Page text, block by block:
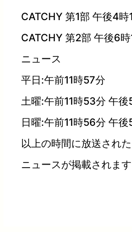
CATCHY 第1部 午後4時
CATCHY 第2部 午後6時
ニュース
平日:午前11時57分
土曜:午前11時53分 午後
日曜:午前11時56分 午後
以上の時間に放送された
ニュースが掲載されます